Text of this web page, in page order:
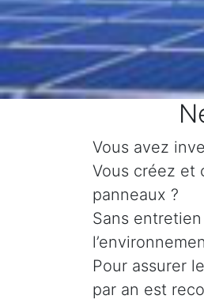
Vous avez
Vous créez et
panneaux ?
Sans
Pour assurer
par an est